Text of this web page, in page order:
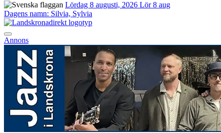
Lördag 8 augusti, 2026 Lör 8 aug
Dagens namn: Silvia, Sylvia
Annons